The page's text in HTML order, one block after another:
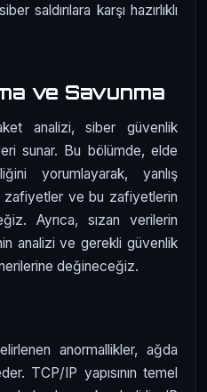
saldırılara karşı hazırlıklı
ve Savunma
analizi, siber güvenlik
sunar. Bu bölümde, elde
yorumlayarak, yanlış
zafiyetler ve bu zafiyetlerin
Ayrıca, sızan verilerin
analizi ve gerekli güvenlik
değineceğiz.
anormallikler, ağda
TCP/IP yapısının temel